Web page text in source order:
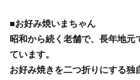
■お好み焼いまちゃん
昭和から続く老舗で、長年地元
ています。
お好み焼きを二つ折りにする独